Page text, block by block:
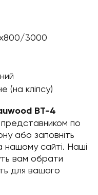
3000
(на кліпсу)
BT-4
представником по
або заповніть
нашому сайті. Наші
вам обрати
для вашого